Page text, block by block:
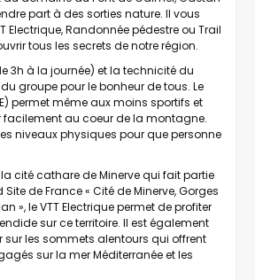
part à des sorties nature. Il vous
Electrique, Randonnée pédestre ou Trail
tous les secrets de notre région.
3h à la journée) et la technicité du
groupe pour le bonheur de tous. Le
permet même aux moins sportifs et
facilement au coeur de la montagne.
niveaux physiques pour que personne
cité cathare de Minerve qui fait partie
de France « Cité de Minerve, Gorges
», le VTT Electrique permet de profiter
sur ce territoire. Il est également
sur les sommets alentours qui offrent
sur la mer Méditerranée et les